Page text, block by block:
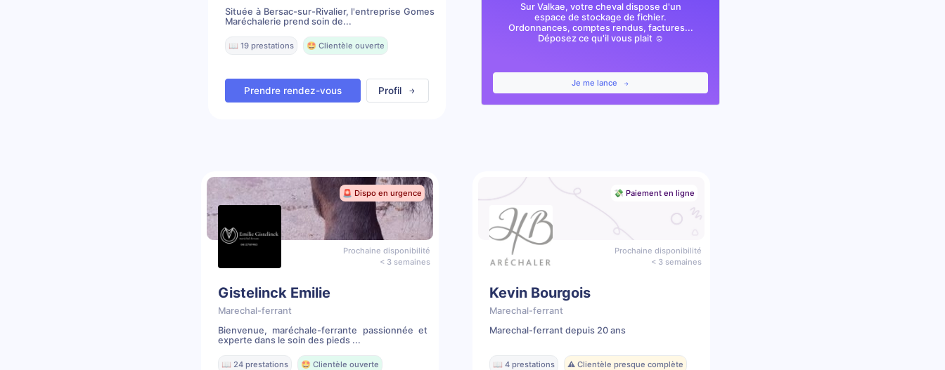
Située à Bersac-sur-Rivalier, l'entreprise Gomes
Maréchalerie prend soin de...
📖 19 prestations 🤩 Clientèle ouverte
Prendre rendez-vous Profil
Sur Valkae, votre cheval dispose d'un
espace de stockage de fichier.
Ordonnances, comptes rendus, factures...
Déposez ce qu'il vous plait ☺️
Je me lance
🚨 Dispo en urgence
Prochaine disponibilité
< 3 semaines
Gistelinck Emilie
Marechal-ferrant
Bienvenue, maréchale-ferrante passionnée et
experte dans le soin des pieds ...
📖 24 prestations 🤩 Clientèle ouverte
💸 Paiement en ligne
Prochaine disponibilité
< 3 semaines
Kevin Bourgois
Marechal-ferrant
Marechal-ferrant depuis 20 ans
📖 4 prestations ⚠️ Clientèle presque complète